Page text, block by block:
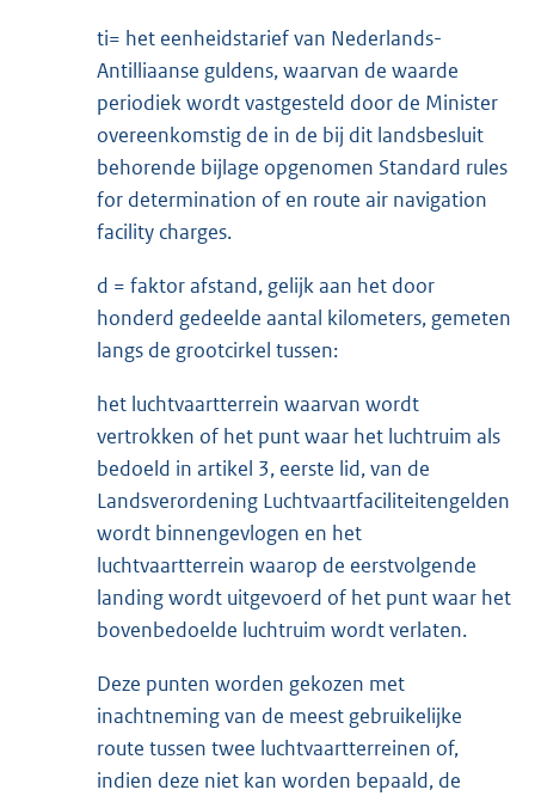
ti= het eenheidstarief van Nederlands-
Antilliaanse guldens, waarvan de waarde
periodiek wordt vastgesteld door de Minister
overeenkomstig de in de bij dit landsbesluit
behorende bijlage opgenomen Standard rules
for determination of en route air navigation
facility charges.
d = faktor afstand, gelijk aan het door
honderd gedeelde aantal kilometers, gemeten
langs de grootcirkel tussen:
het luchtvaartterrein waarvan wordt
vertrokken of het punt waar het luchtruim als
bedoeld in artikel 3, eerste lid, van de
Landsverordening Luchtvaartfaciliteitengelden
wordt binnengevlogen en het
luchtvaartterrein waarop de eerstvolgende
landing wordt uitgevoerd of het punt waar het
bovenbedoelde luchtruim wordt verlaten.
Deze punten worden gekozen met
inachtneming van de meest gebruikelijke
route tussen twee luchtvaartterreinen of,
indien deze niet kan worden bepaald, de